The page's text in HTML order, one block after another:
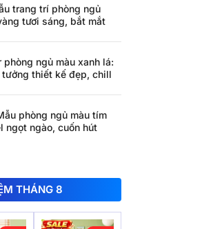
trang trí phòng ngủ
tươi sáng, bắt mắt
phòng ngủ màu xanh lá:
tưởng thiết kế đẹp, chill
phòng ngủ màu tím
ngọt ngào, cuốn hút
THÁNG 8